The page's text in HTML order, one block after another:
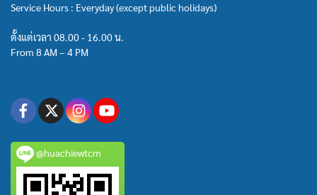
Service Hours : Everyday (except public holidays)
ตั้งแต่เวลา 08.00 - 16.00 น.
From 8 AM – 4 PM
@huachiewtcm